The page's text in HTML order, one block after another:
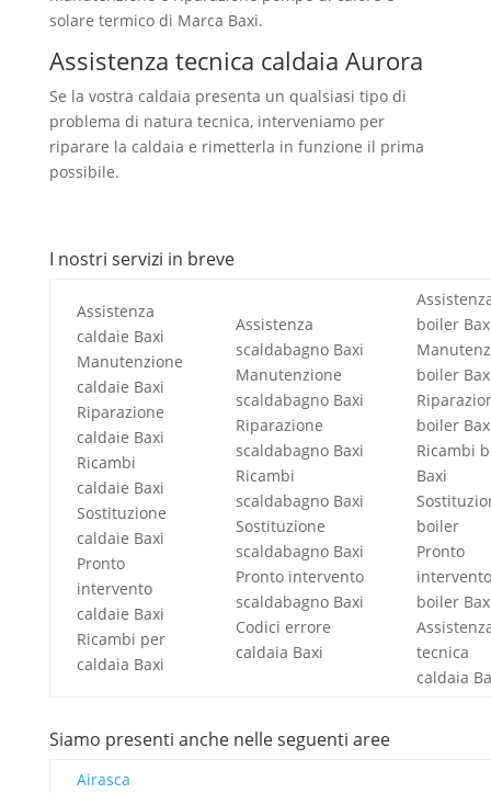
solare termico di Marca Baxi.
Assistenza tecnica caldaia Aurora
Se la vostra caldaia presenta un qualsiasi tipo di
problema di natura tecnica, interveniamo per
riparare la caldaia e rimetterla in funzione il prima
possibile.
I nostri servizi in breve
Assistenza
caldaie Baxi
Manutenzione
caldaie Baxi
Riparazione
caldaie Baxi
Ricambi
caldaie Baxi
Sostituzione
caldaie Baxi
Pronto
intervento
caldaie Baxi
Ricambi per
caldaia Baxi
Assistenza
scaldabagno Baxi
Manutenzione
scaldabagno Baxi
Riparazione
scaldabagno Baxi
Ricambi
scaldabagno Baxi
Sostituzione
scaldabagno Baxi
Pronto intervento
scaldabagno Baxi
Codici errore
caldaia Baxi
boiler
boiler
boiler
Ricambi
Baxi
boiler
Pronto
intervento
boiler
tecnica
caldaia
Siamo presenti anche nelle seguenti aree
Airasca